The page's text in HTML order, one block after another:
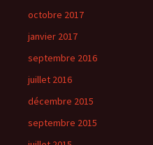
octobre 2017
janvier 2017
septembre 2016
juillet 2016
décembre 2015
septembre 2015